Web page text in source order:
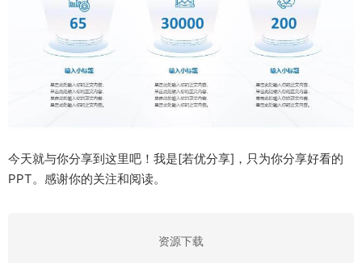
今天就与你分享到这里吧！我是[若优分享]，只为你分享好看的
PPT。感谢你的关注和阅读。
资源下载